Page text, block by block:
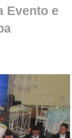
Evento e